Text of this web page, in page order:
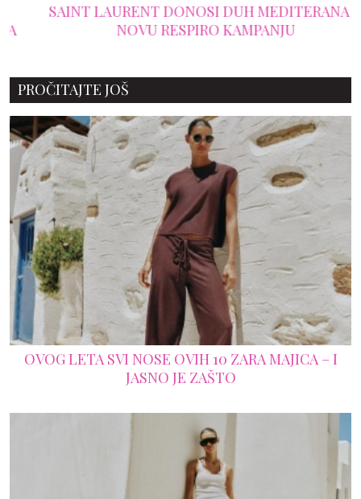
SAINT LAURENT DONOSI DUH MEDITERANA U
NOVU RESPIRO KAMPANJU
PROČITAJTE JOŠ
OVOG LETA SVI NOSE OVIH 10 ZARA MAJICA – I
JASNO JE ZAŠTO